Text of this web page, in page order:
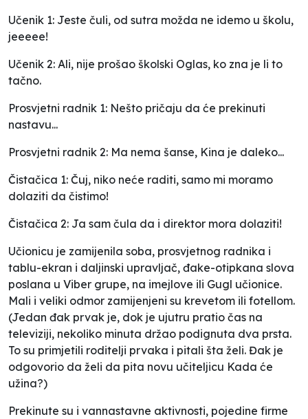
Učenik 1: Jeste čuli, od sutra možda ne idemo u školu,
jeeeee!
Učenik 2: Ali, nije prošao školski Oglas, ko zna je li to
tačno.
Prosvjetni radnik 1: Nešto pričaju da će prekinuti
nastavu...
Prosvjetni radnik 2: Ma nema šanse, Kina je daleko...
Čistačica 1: Čuj, niko neće raditi, samo mi moramo
dolaziti da čistimo!
Čistačica 2: Ja sam čula da i direktor mora dolaziti!
Učionicu je zamijenila soba, prosvjetnog radnika i
tablu-ekran i daljinski upravljač, đake-otipkana slova
poslana u Viber grupe, na imejlove ili Gugl učionice.
Mali i veliki odmor zamijenjeni su krevetom ili fotellom.
(Jedan đak prvak je, dok je ujutru pratio čas na
televiziji, nekoliko minuta držao podignuta dva prsta.
To su primjetili roditelji prvaka i pitali šta želi. Đak je
odgovorio da želi da pita novu učiteljicu Kada će
užina?)
Prekinute su i vannastavne aktivnosti, pojedine firme